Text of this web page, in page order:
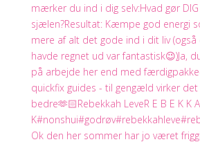
Ok den her sommer har jo været